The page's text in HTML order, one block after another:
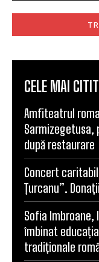
CELE MAI
Amfiteatrul
Sarmizegetusa,
după restaurare
Concert
Țurcanu”.
Sofia
îmbinat
tradiționale